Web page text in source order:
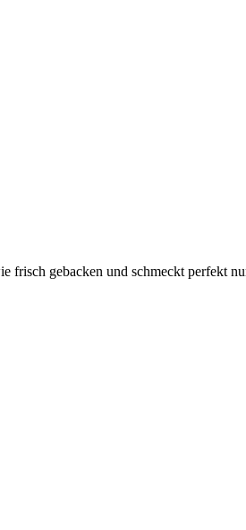
frisch gebacken und schmeckt perfekt